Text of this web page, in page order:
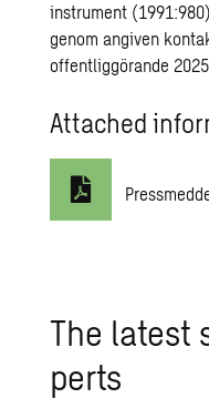
instrument
genom angiven
offentliggörande
Attached
The lat­est
perts